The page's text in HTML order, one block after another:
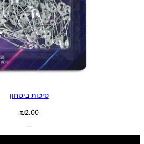
סיכות ביטחון
₪2.00